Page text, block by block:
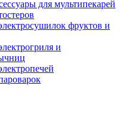
для мультипекарей
фруктов и
и